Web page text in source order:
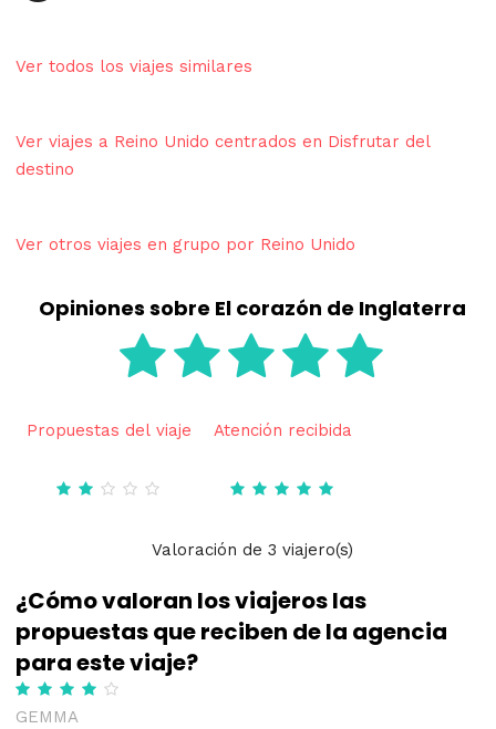
Ver todos los viajes similares
Ver viajes a Reino Unido centrados en Disfrutar del
destino
Ver otros viajes en grupo por Reino Unido
Opiniones sobre El corazón de Inglaterra
Propuestas del viaje Atención recibida
Valoración de 3 viajero(s)
¿Cómo valoran los viajeros las
propuestas que reciben de la agencia
para este viaje?
GEMMA